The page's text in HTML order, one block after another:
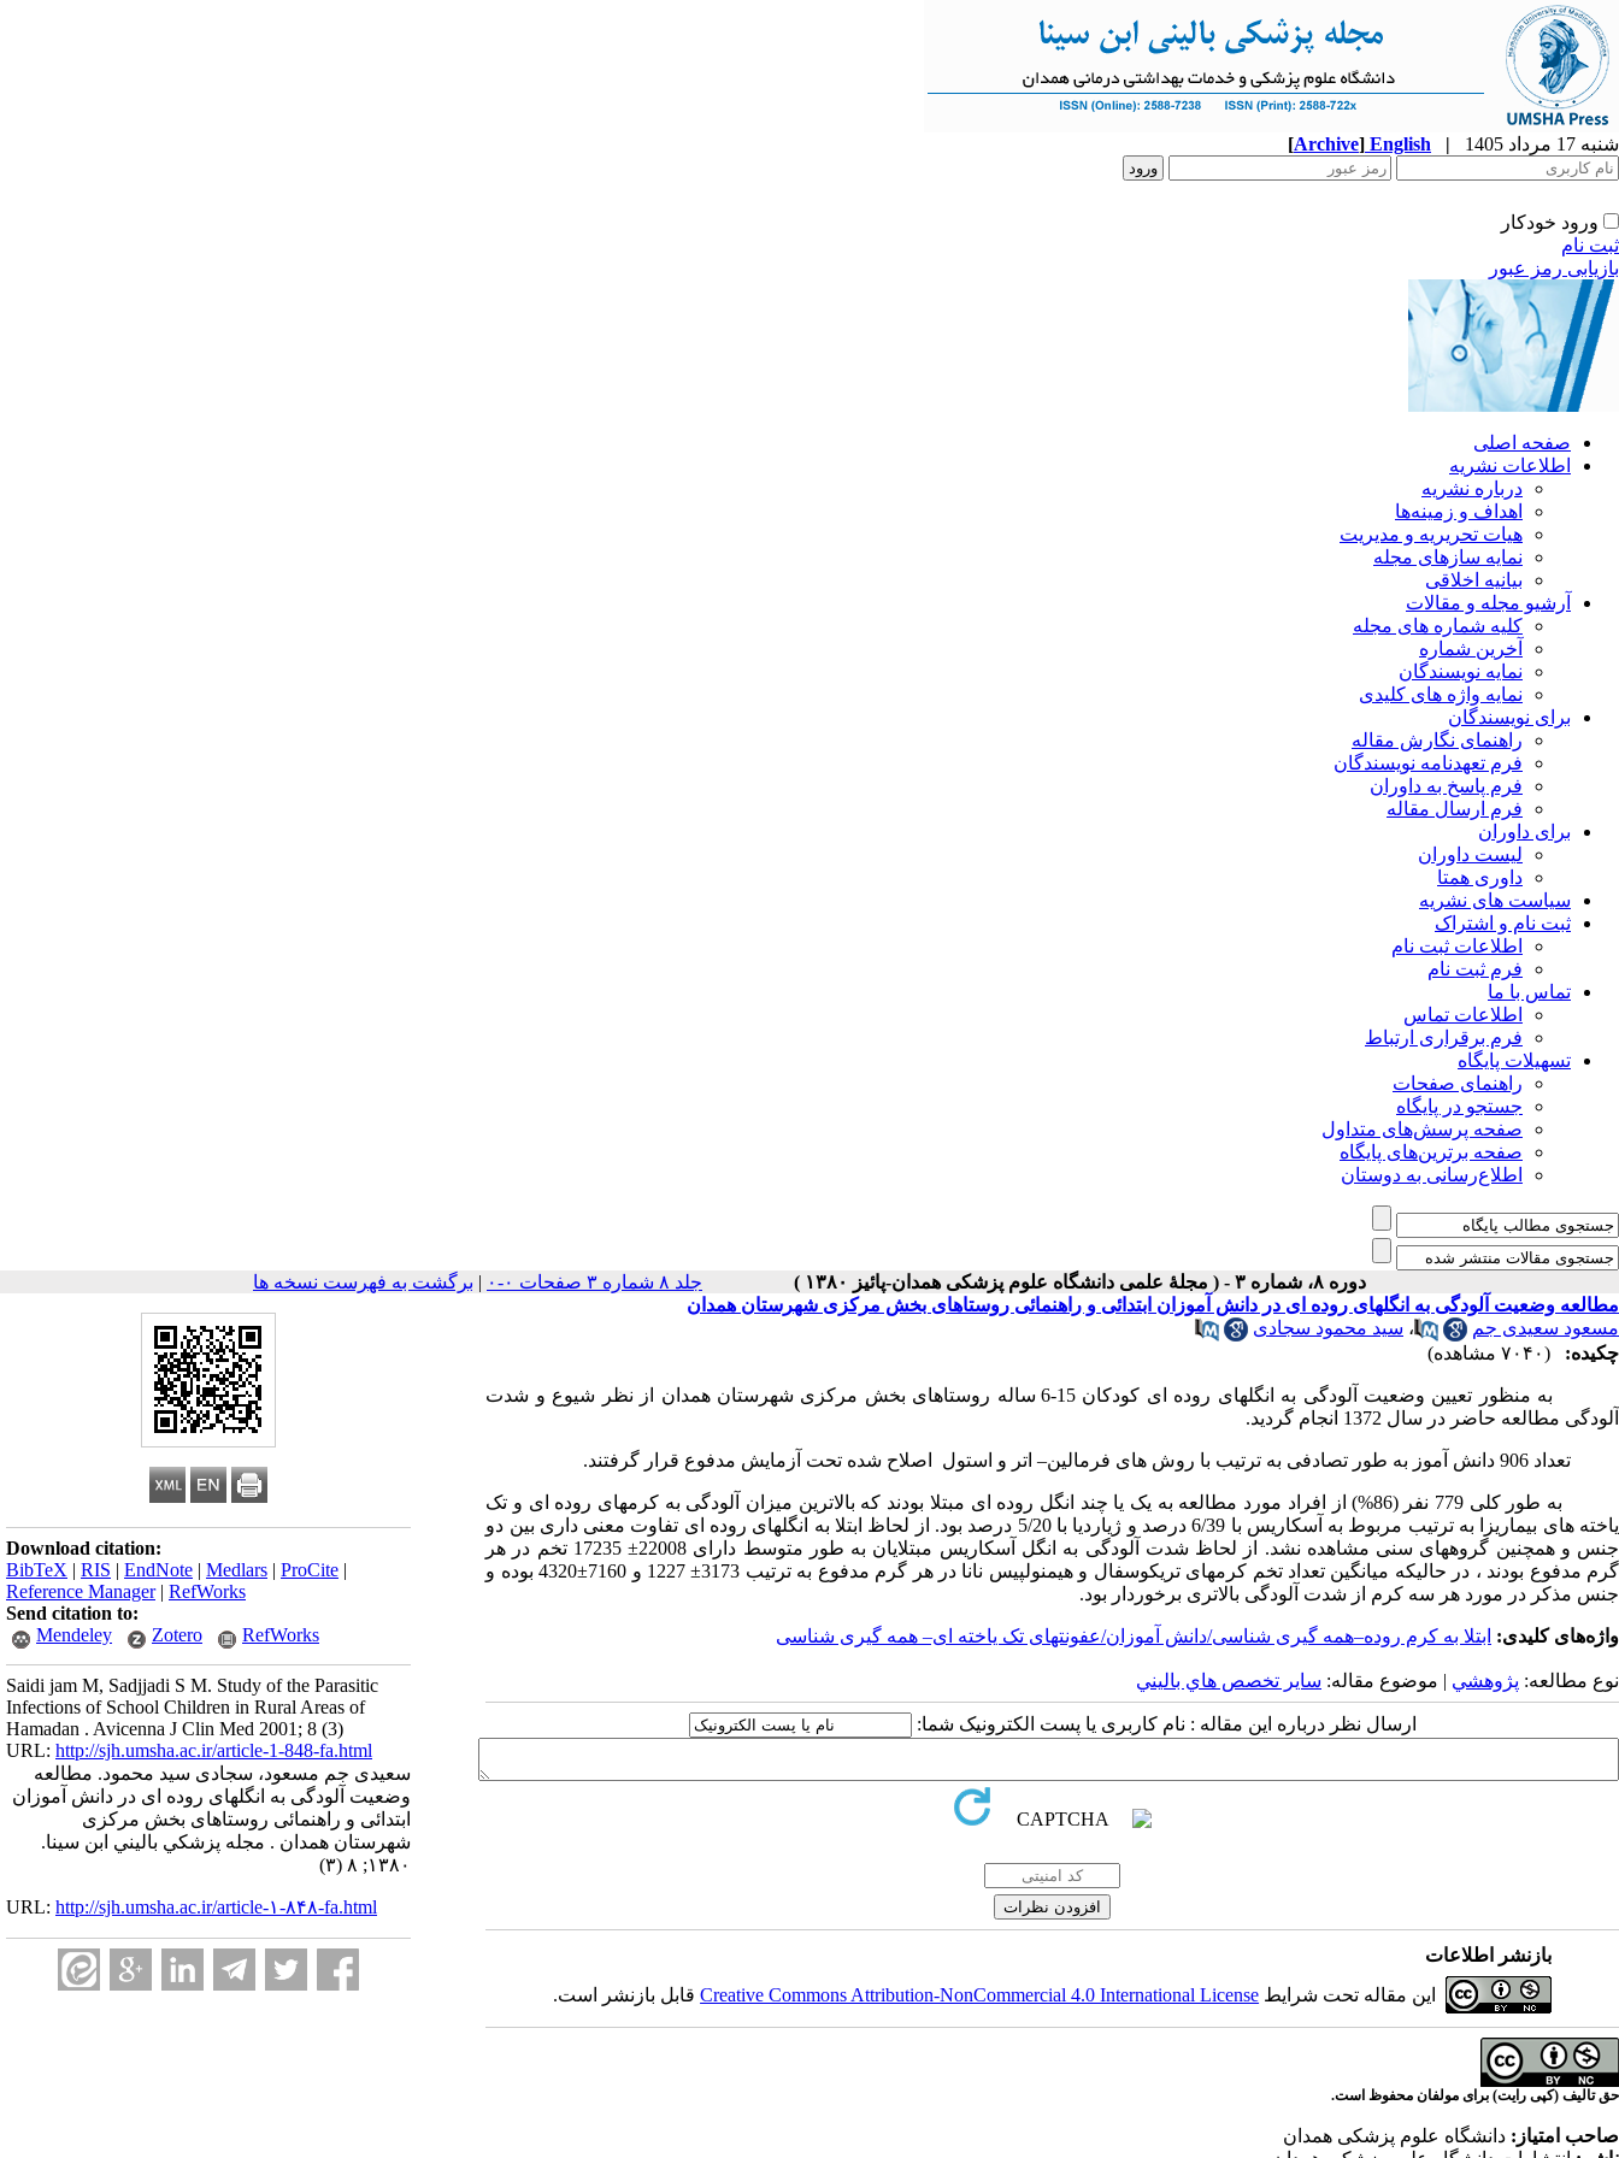
شنبه 17 مرداد 1405 |
English
[Archive]
ورود خودکار
ثبت نام
بازیابی رمز عبور
صفحه اصلی
اطلاعات نشریه
درباره نشریه
اهداف و زمینه‌ها
هیات تحریریه و مدیریت
نمایه سازهای مجله
بیانیه اخلاقی
آرشیو مجله و مقالات
کلیه شماره های مجله
آخرین شماره
نمایه نویسندگان
نمایه واژه های کلیدی
برای نویسندگان
راهنمای نگارش مقاله
فرم تعهدنامه نویسندگان
فرم پاسخ به داوران
فرم ارسال مقاله
برای داوران
لیست داوران
داوری همتا
سیاست های نشریه
ثبت نام و اشتراک
اطلاعات ثبت نام
فرم ثبت نام
تماس با ما
اطلاعات تماس
فرم برقراری ارتباط
تسهیلات پایگاه
راهنمای صفحات
جستجو در پایگاه
صفحه پرسش‌های متداول
صفحه برترین‌های پایگاه
اطلاع‌رسانی به دوستان
دوره ۸، شماره ۳ - ( مجلۀ علمی دانشگاه علوم پزشکی همدان-پائيز ۱۳۸۰ ) جلد ۸ شماره ۳ صفحات ۰-۰ | برگشت به فهرست نسخه ها
Download citation:
BibTeX | RIS | EndNote | Medlars | ProCite |
Reference Manager| RefWorks
Send citation to:
Mendeley
Zotero RefWorks
Saidi jam M, Sadjjadi S M. Study of the Parasitic
Infections of School Children in Rural Areas of
Hamadan . Avicenna J Clin Med 2001; 8 (3)
URL: http://sjh.umsha.ac.ir/article-1-848-fa.html
سعیدی جم مسعود، سجادی سید محمود. مطالعه
وضعیت آلودگی به انگلهای روده ای در دانش آموزان
ابتدائی و راهنمائی روستاهای بخش مرکزی
شهرستان همدان . مجله پزشكي باليني ابن سينا.
۱۳۸۰; ۸ (۳)
URL: http://sjh.umsha.ac.ir/article-۱-۸۴۸-fa.html
مطالعه وضعیت آلودگی به انگلهای روده ای در دانش آموزان ابتدائی و راهنمائی روستاهای بخش مرکزی شهرستان همدان
مسعود سعیدی جم
، سید محمود سجادی
چکیده:
(۷۰۴۰ مشاهده)
به منظور تعیین وضعیت آلودگی به انگلهای روده ای کودکان 15-6 ساله روستاهای بخش مرکزی شهرستان همدان از نظر شیوع و شدت
آلودگی مطالعه حاضر در سال 1372 انجام گردید.
تعداد 906 دانش آموز به طور تصادفی به ترتیب با روش های فرمالین – اتر و استول اصلاح شده تحت آزمایش مدفوع قرار گرفتند.
به طور کلی 779 نفر (86%) از افراد مورد مطالعه به یک یا چند انگل روده ای مبتلا بودند که بالاترین میزان آلودگی به کرمهای روده ای و تک
یاخته های بیماریزا به ترتیب مربوط به آسکاریس با 6/39 درصد و ژیاردیا با 5/20 درصد بود. از لحاظ ابتلا به انگلهای روده ای تفاوت معنی داری بین دو
جنس و همچنین گروههای سنی مشاهده نشد. از لحاظ شدت آلودگی به انگل آسکاریس مبتلایان به طور متوسط دارای 22008
±
17235 تخم در هر
گرم مدفوع بودند ، در حالیکه میانگین تعداد تخم کرمهای تریکوسفال و هیمنولپیس نانا در هر گرم مدفوع به ترتیب 3173
±1227 و 7160 ±
4320 بوده و
جنس مذکر در مورد هر سه کرم از شدت آلودگی بالاتری برخوردار بود.
واژه‌های کلیدی: ابتلا به کرم روده–همه گیری شناسی/دانش آموزان/عفونتهای تک یاخته ای– همه گیری شناسی
نوع مطالعه: پژوهشي | موضوع مقاله: سایر تخصص هاي باليني
ارسال نظر درباره این مقاله : نام کاربری یا پست الکترونیک شما:
بازنشر اطلاعات
این مقاله تحت شرایط Creative Commons Attribution-NonCommercial 4.0 International Licenseقابل بازنشر است.
حق تالیف (کپی رایت) برای مولفان محفوظ است.
صاحب امتیاز: دانشگاه علوم پزشکی همدان